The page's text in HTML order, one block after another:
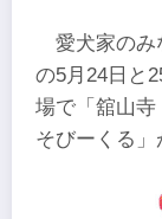
愛犬家のみ
の5月24日と
場で「舘山寺
そびーくる」